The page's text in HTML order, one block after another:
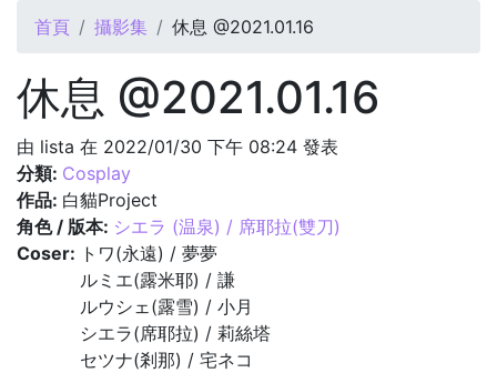
您在這裡
首頁 攝影集 休息 @2021.01.16
休息 @2021.01.16
由 lista 在 2022/01/30 下午 08:24 發表
分類: Cosplay
作品: 白貓Project
角色 / 版本: シエラ (温泉) / 席耶拉(雙刀)
Coser: トワ(永遠) / 夢夢
ルミエ(露米耶) / 謙
ルウシェ(露雪) / 小月
シエラ(席耶拉) / 莉絲塔
セツナ(剎那) / 宅ネコ